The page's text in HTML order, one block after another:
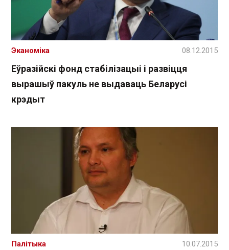
Еўразійскі фонд стабілізацыі і развіцця
вырашыў пакуль не выдаваць Беларусі
крэдыт
Эканоміка 08.12.2015
Палітыка 10.07.2015